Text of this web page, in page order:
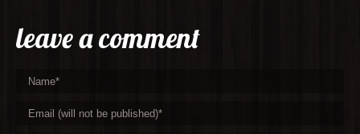
leave a comment